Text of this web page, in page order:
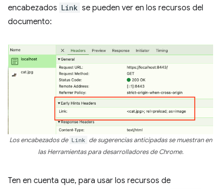
encabezados Link se pueden ver en los recursos del
documento:
Los encabezados de Link de sugerencias anticipadas se muestran en
las Herramientas para desarrolladores de Chrome.
Ten en cuenta que, para usar los recursos de